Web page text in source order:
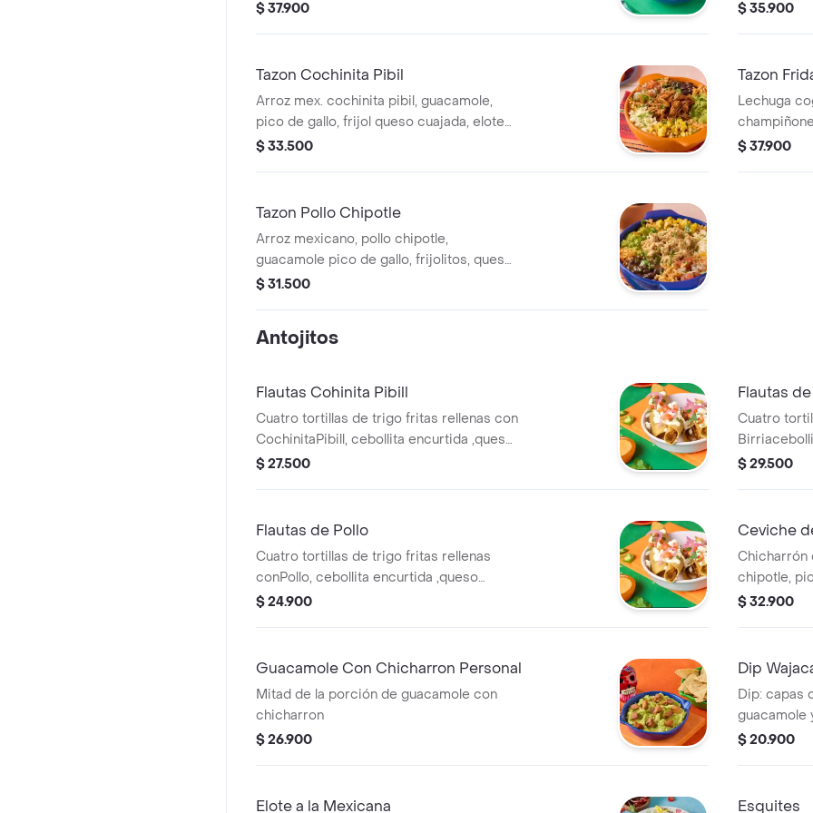
desgranado, aguacate, sour cream y
$ 37.900
frijolitos,
$ 35.900
Tazon Cochinita Pibil
Arroz mex. cochinita pibil, guacamole,
pico de gallo, frijol queso cuajada, elote
desgranado, cilantro y salsa rocotto.
$ 33.500
Tazon
Lechuga
aguacate,
$ 37.900
Tazon Pollo Chipotle
Arroz mexicano, pollo chipotle,
guacamole pico de gallo, frijolitos, queso
cuajada elote desgranado, cilantro y
$ 31.500
Antojitos
Flautas Cohinita Pibill
Cuatro tortillas de trigo fritas rellenas con
CochinitaPibill, cebollita encurtida ,queso
cuajada, sourcream, pico de gallo,cilantro
$ 27.500
Flautas
Cuatro
,sour
$ 29.500
Flautas de Pollo
Cuatro tortillas de trigo fritas rellenas
conPollo, cebollita encurtida ,queso
cuajada,sour cream, pico de gallo
$ 24.900
Ceviche
Chicharrón
chipotle,
$ 32.900
Guacamole Con Chicharron Personal
Mitad de la porción de guacamole con
chicharron
$ 26.900
Dip
Dip: capas
guacamole
con totopos.
$ 20.900
Elote a la Mexicana Esquites